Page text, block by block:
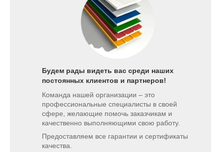
Будем рады видеть вас среди наших
постоянных клиентов и партнеров!
Команда нашей организации – это
профессиональные специалисты в своей
сфере, желающие помочь заказчикам и
качественно выполняющими свою работу.
Предоставляем все гарантии и сертификаты
качества.